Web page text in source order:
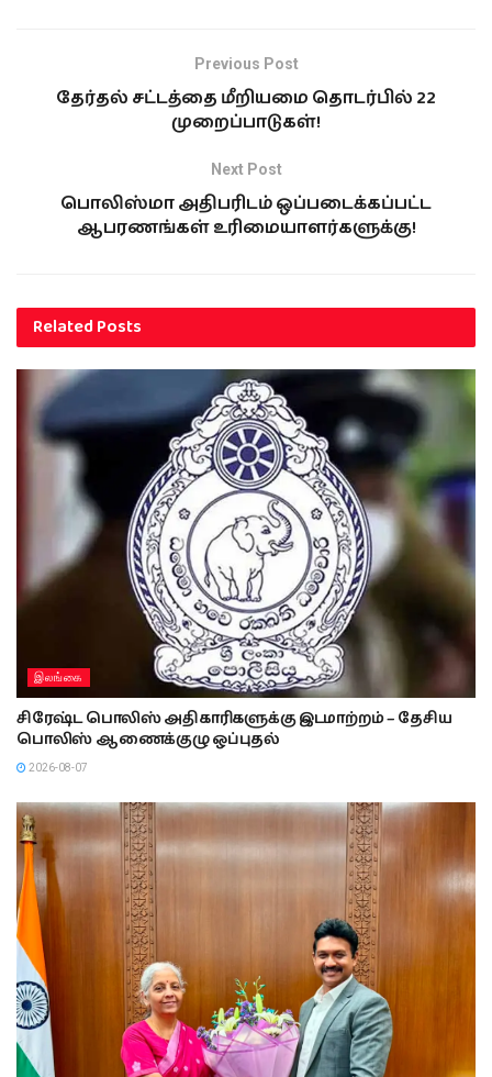
Previous Post
தேர்தல் சட்டத்தை மீறியமை தொடர்பில் 22
முறைப்பாடுகள்!
Next Post
பொலிஸ்மா அதிபரிடம் ஒப்படைக்கப்பட்ட
ஆபரணங்கள் உரிமையாளர்களுக்கு!
RelatedPosts
இலங்கை
சிரேஷ்ட பொலிஸ் அதிகாரிகளுக்கு இடமாற்றம் – தேசிய
பொலிஸ் ஆணைக்குழு ஒப்புதல்
2026-08-07